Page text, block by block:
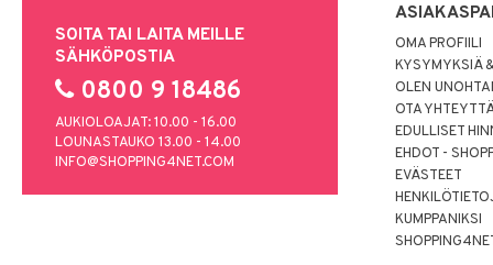
SOITA TAI LAITA MEILLE
SÄHKÖPOSTIA
0800 9 18486
AUKIOLOAJAT: 10.00 - 16.00
LOUNASTAUKO 13.00 - 14.00
INFO@SHOPPING4NET.COM
OMA PROFIILI
KYSYMYKSIÄ
OLEN
OTA
EDULLISET
EHDOT -
EVÄSTEET
KUMPPANIKSI